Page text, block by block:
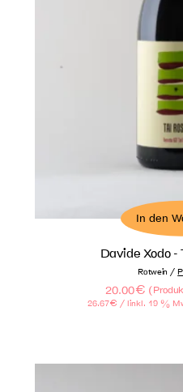
In den
Davide Xodo -
Rotwein /
20.00€ (
26.67€ / linkl. 19 %